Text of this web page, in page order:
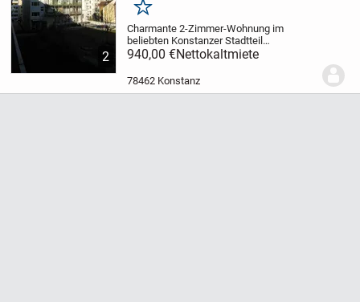
2
Merken
Charmante 2-Zimmer-Wohnung im
beliebten Konstanzer Stadtteil
Paradies Diese charmante 2-Zimmer-
beliebten Konstanzer Stadtteils Paradies
940,00 €Nettokaltmiete
78462 Konstanz